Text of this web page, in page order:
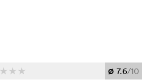
c c c Ø 7.6/10